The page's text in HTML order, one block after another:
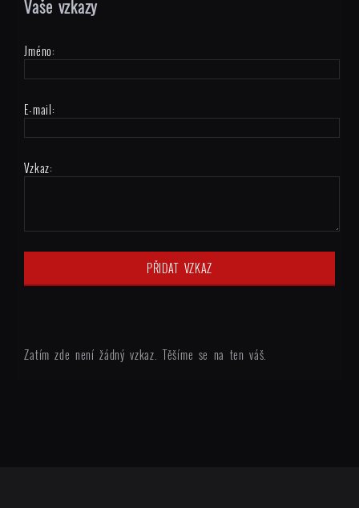
Vaše vzkazy
Jméno:
E-mail:
Vzkaz:
Zatím zde není žádný vzkaz. Těšíme se na ten váš.